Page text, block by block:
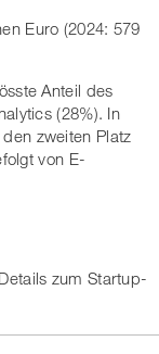
Euro (2024: 579
Anteil des
(28%). In
zweiten Platz
von E-
zum Startup-